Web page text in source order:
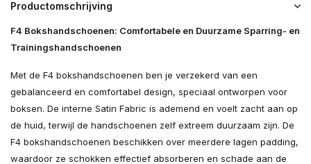
Productomschrijving
F4 Bokshandschoenen: Comfortabele en Duurzame Sparring- en
Trainingshandschoenen
Met de F4 bokshandschoenen ben je verzekerd van een
gebalanceerd en comfortabel design, speciaal ontworpen voor
boksen. De interne Satin Fabric is ademend en voelt zacht aan op
de huid, terwijl de handschoenen zelf extreem duurzaam zijn. De
F4 bokshandschoenen beschikken over meerdere lagen padding,
waardoor ze schokken effectief absorberen en schade aan de